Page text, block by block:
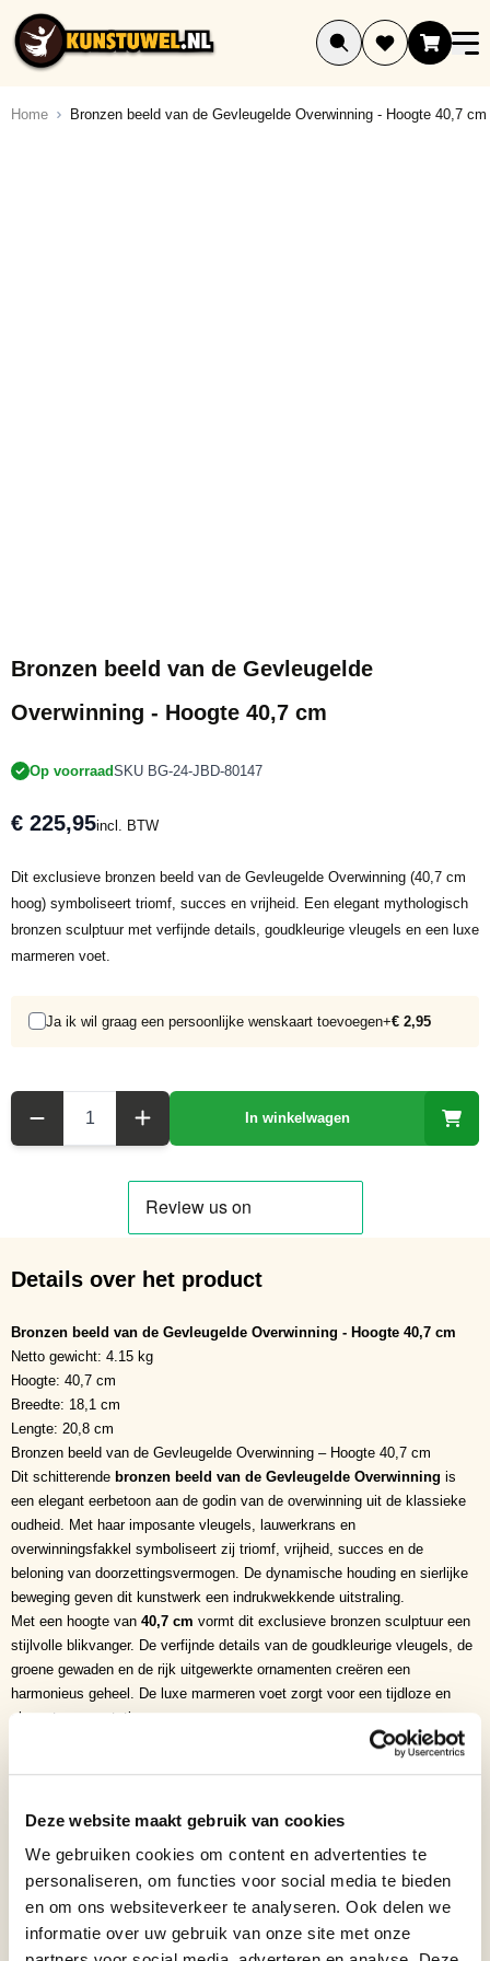
Deze website maakt gebruik van cookies
We gebruiken cookies om content en advertenties te
personaliseren, om functies voor social media te bieden
en om ons websiteverkeer te analyseren. Ook delen we
informatie over uw gebruik van onze site met onze
Ga naar de inhoud
Home Bronzen beeld van de Gevleugelde Overwinning - Hoogte 40,7 cm
Bronzen beeld van de Gevleugelde
Overwinning - Hoogte 40,7 cm
Op voorraadSKU BG-24-JBD-80147
€ 225,95incl. BTW
Dit exclusieve bronzen beeld van de Gevleugelde Overwinning (40,7 cm
hoog) symboliseert triomf, succes en vrijheid. Een elegant mythologisch
bronzen sculptuur met verfijnde details, goudkleurige vleugels en een luxe
marmeren voet.
Ja ik wil graag een persoonlijke wenskaart toevoegen+€ 2,95
In winkelwagen
Details over het product
Bronzen beeld van de Gevleugelde Overwinning - Hoogte 40,7 cm
Netto gewicht: 4.15 kg
Hoogte: 40,7 cm
Breedte: 18,1 cm
Lengte: 20,8 cm
Bronzen beeld van de Gevleugelde Overwinning – Hoogte 40,7 cm
Dit schitterende bronzen beeld van de Gevleugelde Overwinning is
een elegant eerbetoon aan de godin van de overwinning uit de klassieke
oudheid. Met haar imposante vleugels, lauwerkrans en
overwinningsfakkel symboliseert zij triomf, vrijheid, succes en de
beloning van doorzettingsvermogen. De dynamische houding en sierlijke
beweging geven dit kunstwerk een indrukwekkende uitstraling.
Met een hoogte van 40,7 cm vormt dit exclusieve bronzen sculptuur een
stijlvolle blikvanger. De verfijnde details van de goudkleurige vleugels, de
groene gewaden en de rijk uitgewerkte ornamenten creëren een
harmonieus geheel. De luxe marmeren voet zorgt voor een tijdloze en
elegante presentatie.
overwinning, eer, succes en glorie. De lauwerkrans vertegenwoordigt de
vooruitgang verbeelden.
Hoogwaardig vakmanschap
Dit bronzen beeld is vervaardigd volgens traditionele bronsgiettechnieken
en met de hand afgewerkt. De verfijnde patina, de levendige kleuren en